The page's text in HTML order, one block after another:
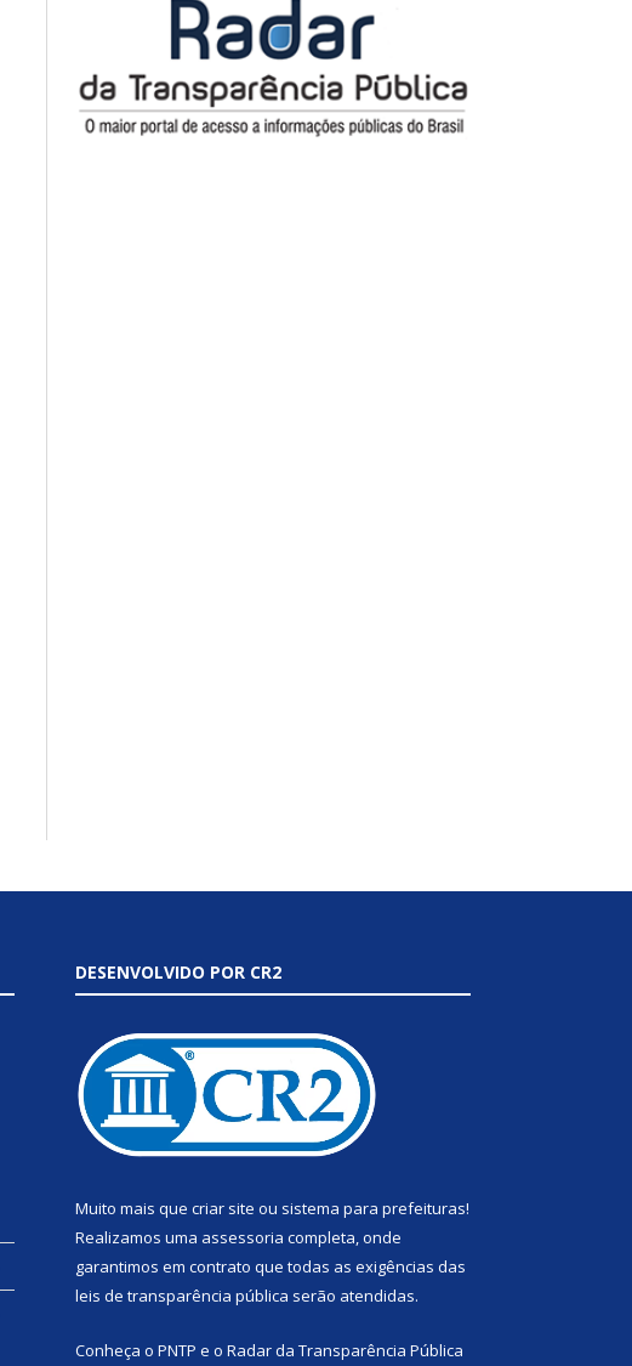
DESENVOLVIDO POR CR2
Muito mais que criar site ou sistema para prefeituras!
Realizamos uma assessoria completa, onde
garantimos em contrato que todas as exigências das
leis de transparência pública serão atendidas.
Conheça o PNTP e o Radar da Transparência Pública